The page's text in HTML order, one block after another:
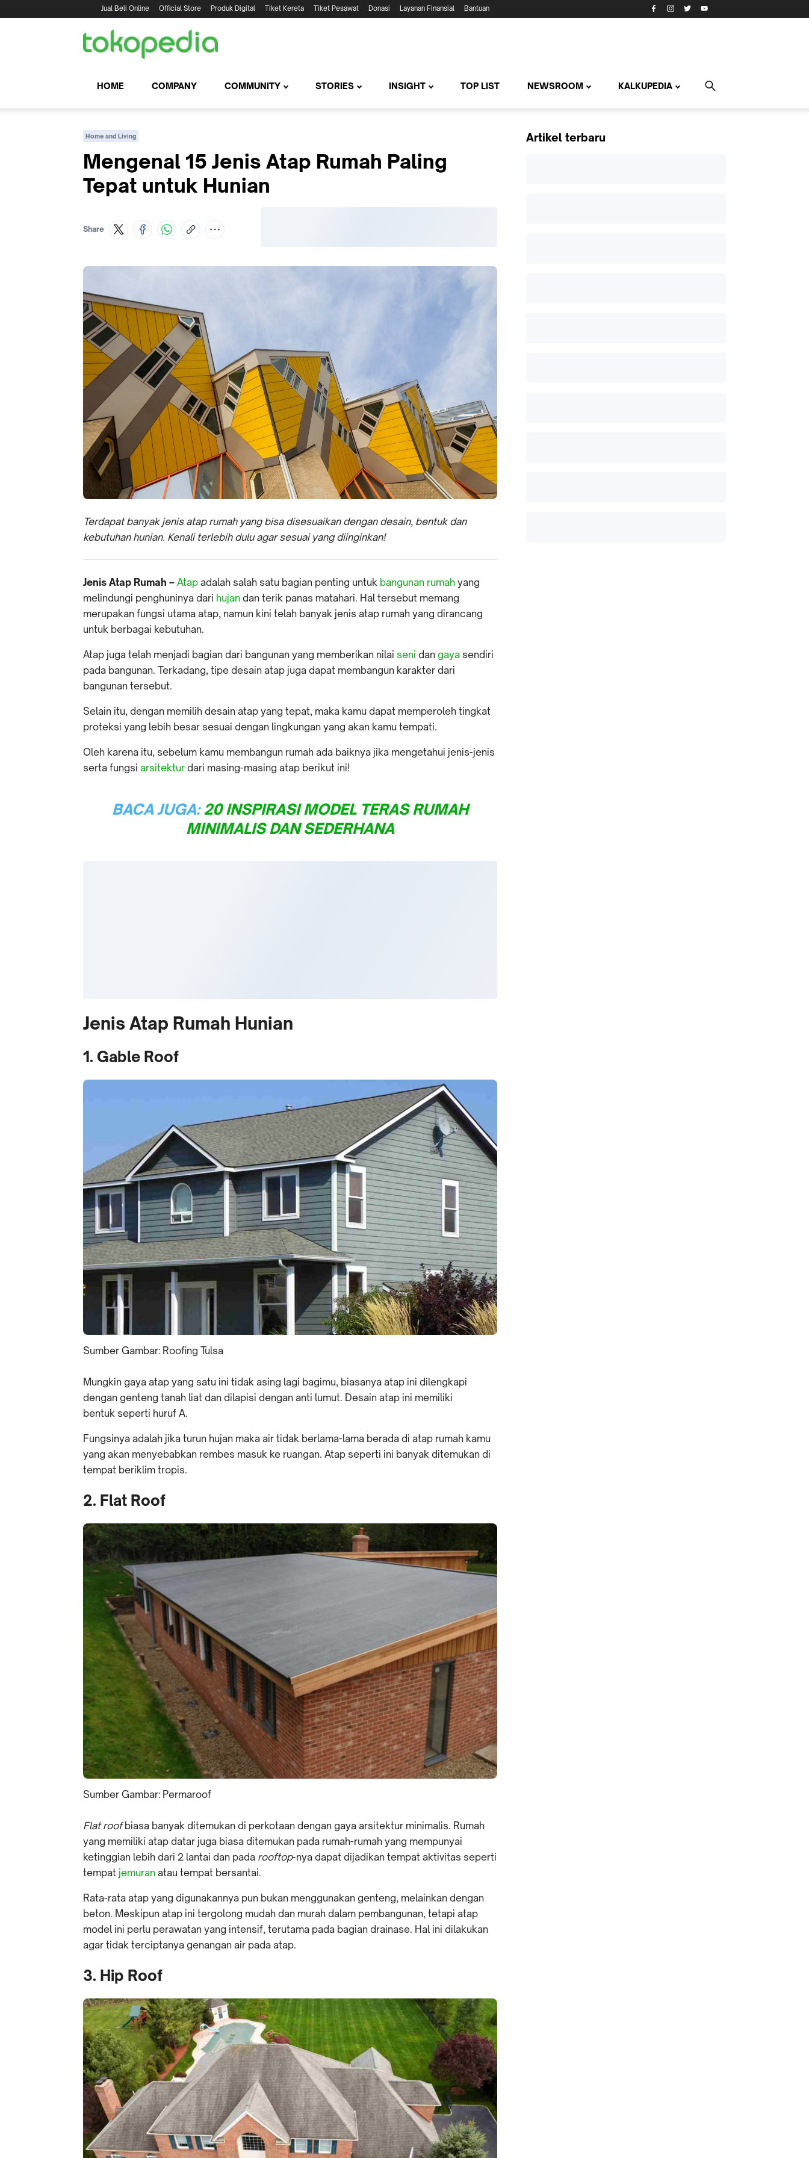
Jual Beli Online Official Store Produk Digital Tiket Kereta Tiket Pesawat Donasi Layanan Finansial Bantuan
HOME COMPANY COMMUNITY STORIES INSIGHT TOP LIST NEWSROOM KALKUPEDIA
Home and Living
Mengenal 15 Jenis Atap Rumah Paling
Tepat untuk Hunian
Share
Terdapat banyak jenis atap rumah yang bisa disesuaikan dengan desain, bentuk dan
kebutuhan hunian. Kenali terlebih dulu agar sesuai yang diinginkan!
Jenis Atap Rumah – Atap adalah salah satu bagian penting untuk bangunan rumah yang
melindungi penghuninya dari hujan dan terik panas matahari. Hal tersebut memang
merupakan fungsi utama atap, namun kini telah banyak jenis atap rumah yang dirancang
untuk berbagai kebutuhan.
Atap juga telah menjadi bagian dari bangunan yang memberikan nilai seni dan gaya sendiri
pada bangunan. Terkadang, tipe desain atap juga dapat membangun karakter dari
bangunan tersebut.
Selain itu, dengan memilih desain atap yang tepat, maka kamu dapat memperoleh tingkat
proteksi yang lebih besar sesuai dengan lingkungan yang akan kamu tempati.
Oleh karena itu, sebelum kamu membangun rumah ada baiknya jika mengetahui jenis-jenis
serta fungsi arsitektur dari masing-masing atap berikut ini!
BACA JUGA:20 INSPIRASI MODEL TERAS RUMAH
MINIMALIS DAN SEDERHANA
Jenis Atap Rumah Hunian
1. Gable Roof
Sumber Gambar: Roofing Tulsa
Mungkin gaya atap yang satu ini tidak asing lagi bagimu, biasanya atap ini dilengkapi
dengan genteng tanah liat dan dilapisi dengan anti lumut. Desain atap ini memiliki
bentuk seperti huruf A.
Fungsinya adalah jika turun hujan maka air tidak berlama-lama berada di atap rumah kamu
yang akan menyebabkan rembes masuk ke ruangan. Atap seperti ini banyak ditemukan di
tempat beriklim tropis.
2. Flat Roof
Sumber Gambar: Permaroof
Flat roofbiasa banyak ditemukan di perkotaan dengan gaya arsitektur minimalis. Rumah
yang memiliki atap datar juga biasa ditemukan pada rumah-rumah yang mempunyai
ketinggian lebih dari 2 lantai dan pada rooftop-nya dapat dijadikan tempat aktivitas seperti
tempat jemuran atau tempat bersantai.
Rata-rata atap yang digunakannya pun bukan menggunakan genteng, melainkan dengan
beton. Meskipun atap ini tergolong mudah dan murah dalam pembangunan, tetapi atap
model ini perlu perawatan yang intensif, terutama pada bagian drainase. Hal ini dilakukan
agar tidak terciptanya genangan air pada atap.
3. Hip Roof
Artikel terbaru